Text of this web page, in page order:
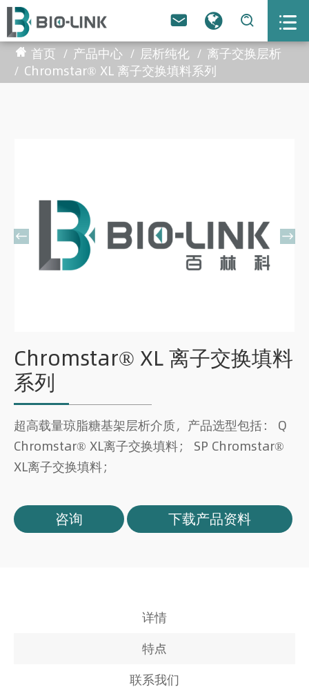
  
首页 产品中心 层析纯化
离子交换层析
Chromstar® XL 离子交换填料系列
 
Chromstar® XL 离子交换填料
系列
超高载量琼脂糖基架层析介质，产品选型包括： Q
Chromstar® XL离子交换填料； SP Chromstar®
XL离子交换填料；
咨询 下载产品资料
详情
特点
联系我们